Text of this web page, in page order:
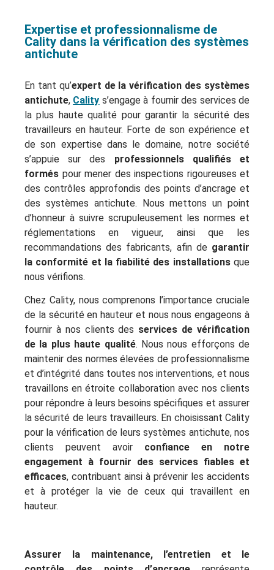
Expertise et professionnalisme de
Cality dans la vérification des systèmes
antichute
En tant qu’expert de la vérification des systèmes
antichute, Cality s’engage à fournir des services de
la plus haute qualité pour garantir la sécurité des
travailleurs en hauteur. Forte de son expérience et
de son expertise dans le domaine, notre société
s’appuie sur des professionnels qualifiés et
formés pour mener des inspections rigoureuses et
des contrôles approfondis des points d’ancrage et
des systèmes antichute. Nous mettons un point
d’honneur à suivre scrupuleusement les normes et
réglementations en vigueur, ainsi que les
recommandations des fabricants, afin de garantir
la conformité et la fiabilité des installationsque
nous vérifions.
Chez Cality, nous comprenons l’importance cruciale
de la sécurité en hauteur et nous nous engageons à
fournir à nos clients des services de vérification
de la plus haute qualité. Nous nous efforçons de
maintenir des normes élevées de professionnalisme
et d’intégrité dans toutes nos interventions, et nous
travaillons en étroite collaboration avec nos clients
pour répondre à leurs besoins spécifiques et assurer
la sécurité de leurs travailleurs. En choisissant Cality
pour la vérification de leurs systèmes antichute, nos
clients peuvent avoir confiance en notre
engagement à fournir des services fiables et
efficaces, contribuant ainsi à prévenir les accidents
et à protéger la vie de ceux qui travaillent en
hauteur.
Assurer la maintenance, l’entretien et le